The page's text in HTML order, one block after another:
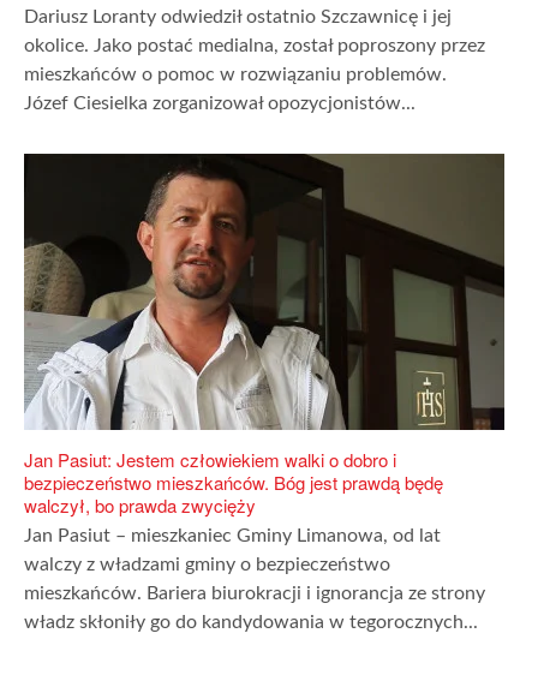
Dariusz Loranty odwiedził ostatnio Szczawnicę i jej
okolice. Jako postać medialna, został poproszony przez
mieszkańców o pomoc w rozwiązaniu problemów.
Józef Ciesielka zorganizował opozycjonistów...
Jan Pasiut: Jestem człowiekiem walki o dobro i
bezpieczeństwo mieszkańców. Bóg jest prawdą będę
walczył, bo prawda zwycięży
Jan Pasiut – mieszkaniec Gminy Limanowa, od lat
walczy z władzami gminy o bezpieczeństwo
mieszkańców. Bariera biurokracji i ignorancja ze strony
władz skłoniły go do kandydowania w tegorocznych...